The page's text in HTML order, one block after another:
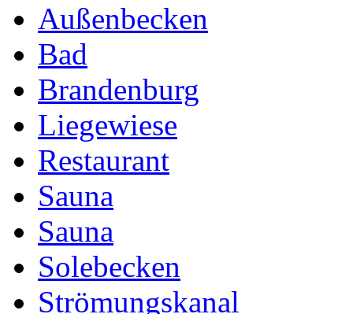
Außenbecken
Bad
Brandenburg
Liegewiese
Restaurant
Sauna
Sauna
Solebecken
Strömungskanal